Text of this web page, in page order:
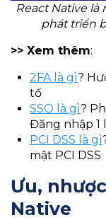
React Native
phát triển
>> Xem thêm:
2FA là gì?
tố
SSO là gì?
Đăng nhập 1
PCI DSS là gì
mật PCI DSS
Ưu,
Native